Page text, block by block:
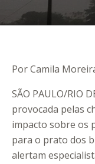
Por Camila
SÃO PAULO/RIO
provocada pelas
impacto sobre os
para o prato dos
alertam